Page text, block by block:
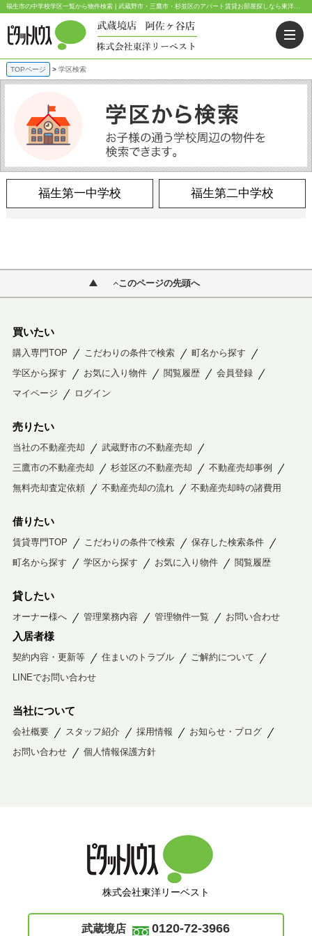
福生市の中学校学区一覧から物件検索 | 武蔵野市・三鷹市・杉並区のアパート賃貸お部屋探しなら東洋リーベスト｜ピタットハウス武蔵境店・阿佐ヶ谷店
TOPページ 学区検索
福生第一中学校 福生第二中学校
このページの先頭へ
買いたい
購入専門TOP こだわりの条件で検索
町名から探す
学区から探す
お気に入り物件 閲覧履歴
会員登録
マイページ
ログイン
売りたい
当社の不動産売却
武蔵野市の不動産売却
三鷹市の不動産売却
杉並区の不動産売却
不動産売却事例
無料売却査定依頼
不動産売却の流れ 不動産売却時の諸費用
借りたい
賃貸専門TOP こだわりの条件で検索
保存した検索条件
町名から探す
学区から探す お気に入り物件 閲覧履歴
貸したい
オーナー様へ 管理業務内容 管理物件一覧 お問い合わせ
入居者様
契約内容・更新等 住まいのトラブル
ご解約について
LINEでお問い合わせ
当社について
会社概要 スタッフ紹介 採用情報
お知らせ・ブログ
お問い合わせ
個人情報保護方針
株式会社東洋リーベスト
武蔵境店 0120-72-3966